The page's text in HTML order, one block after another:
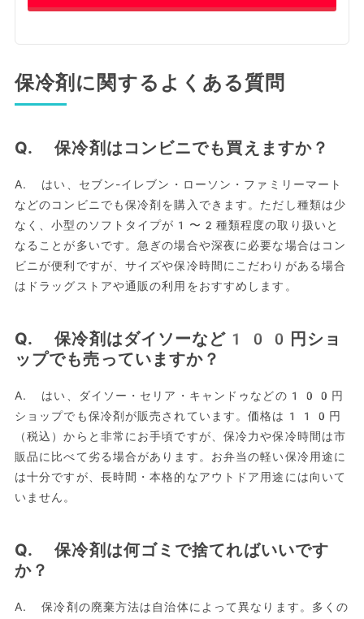
保冷剤に関するよくある質問
Q. 保冷剤はコンビニでも買えますか？
A. はい、セブン-イレブン・ローソン・ファミリーマート
などのコンビニでも保冷剤を購入できます。ただし種類は少
なく、小型のソフトタイプが1〜2種類程度の取り扱いと
なることが多いです。急ぎの場合や深夜に必要な場合はコン
ビニが便利ですが、サイズや保冷時間にこだわりがある場合
はドラッグストアや通販の利用をおすすめします。
Q. 保冷剤はダイソーなど100円ショ
ップでも売っていますか？
A. はい、ダイソー・セリア・キャンドゥなどの100円
ショップでも保冷剤が販売されています。価格は110円
（税込）からと非常にお手頃ですが、保冷力や保冷時間は市
販品に比べて劣る場合があります。お弁当の軽い保冷用途に
は十分ですが、長時間・本格的なアウトドア用途には向いて
いません。
Q. 保冷剤は何ゴミで捨てればいいです
か？
A. 保冷剤の廃棄方法は自治体によって異なります。多くの